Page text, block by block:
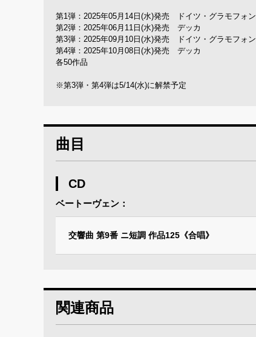
第1弾：2025年05月14日(水)発売 ドイツ・グラモフォン
第2弾：2025年06月11日(水)発売 デッカ
第3弾：2025年09月10日(水)発売 ドイツ・グラモフォン
第4弾：2025年10月08日(水)発売 デッカ
各50作品
※第3弾・第4弾は5/14(水)に解禁予定
曲目
CD
ベートーヴェン：
交響曲 第9番 ニ短調 作品125《合唱》
関連商品